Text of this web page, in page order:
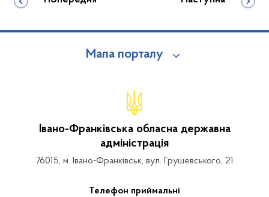
Мапа порталу
Івано-Франківська обласна державна
адміністрація
76015, м. Івано-Франківськ, вул. Грушевського, 21
Телефон приймальні